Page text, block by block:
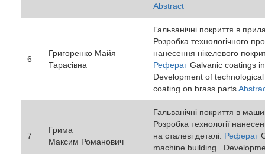
Abstract
6
Григоренко Майя
Тарасівна
Гальванічні покриття в
Розробка технологічного
нанесення нікелевого
РефератGalvanic coatings
Development of
coating on brass parts
7
Грима
Максим Романович
Гальванічні покриття в
Розробка технології
на сталеві деталі. Реферат
machine building.